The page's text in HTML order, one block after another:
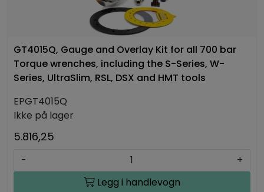
GT4015Q, Gauge and Overlay Kit for all 700 bar
Torque wrenches, including the S-Series, W-
Series, UltraSlim, RSL, DSX and HMT tools
EPGT4015Q
Ikke på lager
5.816,25
-
+
Legg i handlevogn